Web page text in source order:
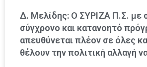
Δ. Μελίδης: Ο ΣΥΡΙΖΑ Π.Σ. με
σύγχρονο και κατανοητό
απευθύνεται πλέον σε όλες
θέλουν την πολιτική αλλαγή